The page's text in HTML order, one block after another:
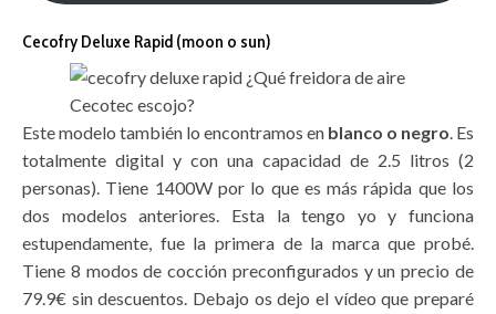
Cecofry Deluxe Rapid (moon o sun)
Este modelo también lo encontramos en blanco o negro. Es
totalmente digital y con una capacidad de 2.5 litros (2
personas). Tiene 1400W por lo que es más rápida que los
dos modelos anteriores. Esta la tengo yo y funciona
estupendamente, fue la primera de la marca que probé.
Tiene 8 modos de cocción preconfigurados y un precio de
79.9€ sin descuentos. Debajo os dejo el vídeo que preparé